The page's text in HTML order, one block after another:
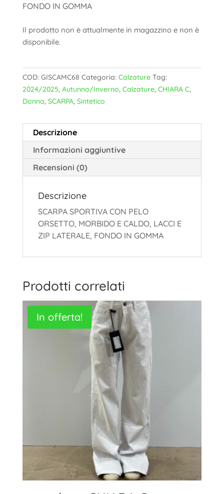
FONDO IN GOMMA
Il prodotto non è attualmente in magazzino e non è
disponibile.
COD: GISCAMC68 Categoria: Calzature Tag:
2024/2025, Autunno/Inverno, Calzature, CHIARA C,
Donna, SCARPA, Sintetico
Descrizione
Informazioni aggiuntive
Recensioni (0)
Descrizione
SCARPA SPORTIVA CON PELO
ORSETTO, MORBIDO E CALDO, LACCI E
ZIP LATERALE, FONDO IN GOMMA
Prodotti correlati
In offerta!